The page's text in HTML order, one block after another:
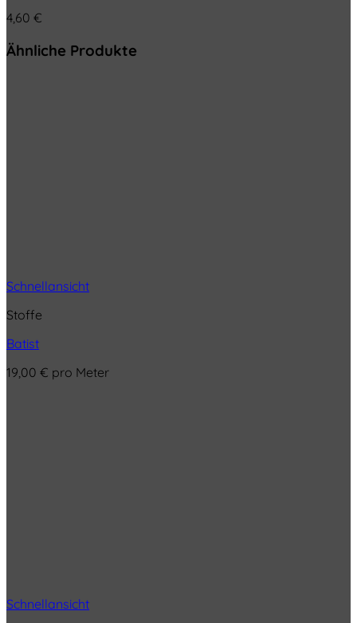
4,60 €
Ähnliche Produkte
Schnellansicht
Stoffe
Batist
19,00 € pro Meter
Schnellansicht